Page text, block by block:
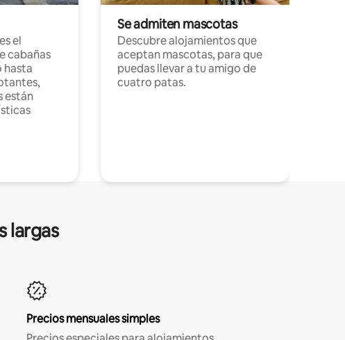
el
cabañas
hasta
están
Se admiten mascotas
Descubre alojamientos que
aceptan mascotas, para que
puedas llevar a tu amigo de
cuatro patas.
largas
Precios mensuales simples